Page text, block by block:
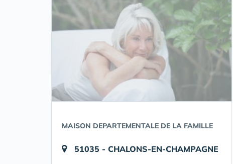
MAISON DEPARTEMENTALE DE LA FAMILLE
51035 - CHALONS-EN-CHAMPAGNE